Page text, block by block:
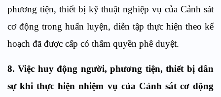
phương tiện, thiết bị kỹ thuật nghiệp vụ của Cảnh sát
cơ động trong huấn luyện, diễn tập thực hiện theo kế
hoạch đã được cấp có thẩm quyền phê duyệt.
8.Việc huy động người, phương tiện, thiết bị dân
sựkhi thực hiện nhiệm vụ của Cảnh sát cơ động